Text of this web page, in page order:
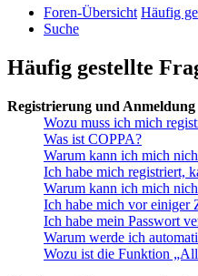
Foren-Übersicht Häufig
Suche
Häufig gestellte
Registrierung und Anmeldung
Wozu muss ich mich
Was ist COPPA?
Warum kann ich mich
Ich habe mich registriert,
Warum kann ich mich
Ich habe mich vor einiger
Ich habe mein Passwort
Warum werde ich
Wozu ist die Funktion